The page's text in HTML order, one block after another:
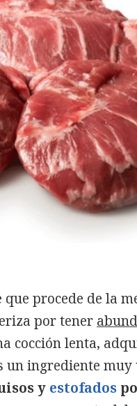
que procede de la
por tener
cocción lenta,
un ingrediente
y estofados